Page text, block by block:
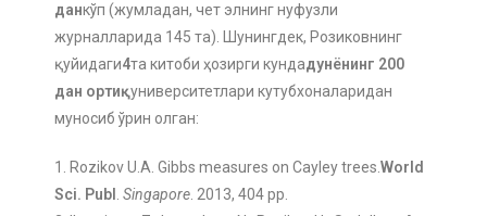
данкўп (жумладан, чет элнинг нуфузли
журналларида 145 та). Шунингдек, Розиковнинг
қуйидаги4та китоби ҳозирги кундадунёнинг 200
дан ортиқуниверситетлари кутубхоналаридан
муносиб ўрин олган:
1. Rozikov U.A. Gibbs measures on Cayley trees. World
Sci. Publ
Singapore . 2013, 404 pp.